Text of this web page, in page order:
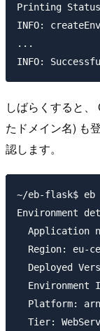
Printing
INFO:
...
しばらくすると
たドメイン名) も
認します。
~/eb-flask$ eb
Environment
Application
Region: eu-
Deployed
Environment
Platform:
Tier: